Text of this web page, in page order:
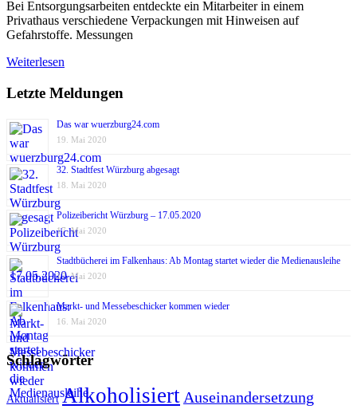
Bei Entsorgungsarbeiten entdeckte ein Mitarbeiter in einem
Privathaus verschiedene Verpackungen mit Hinweisen auf
Gefahrstoffe. Messungen
Weiterlesen
Letzte Meldungen
Das war wuerzburg24.com
19. Mai 2020
32. Stadtfest Würzburg abgesagt
18. Mai 2020
Polizeibericht Würzburg – 17.05.2020
17. Mai 2020
Stadtbücherei im Falkenhaus: Ab Montag startet wieder die Medienausleihe
17. Mai 2020
Markt- und Messebeschicker kommen wieder
16. Mai 2020
Schlagwörter
Aktualisiert Alkoholisiert Auseinandersetzung